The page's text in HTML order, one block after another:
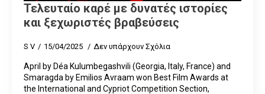
Τελευταίο καρέ με δυνατές ιστορίες
και ξεχωριστές βραβεύσεις
S V 15/04/2025 Δεν υπάρχουν Σχόλια
April by Déa Kulumbegashvili (Georgia, Italy, France) and
Smaragda by Emilios Avraam won Best Film Awards at
the International and Cypriot Competition Section,